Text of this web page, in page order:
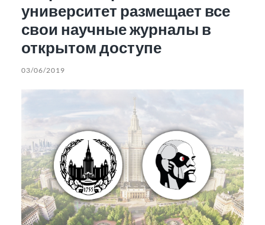
университет размещает все
свои научные журналы в
открытом доступе
03/06/2019